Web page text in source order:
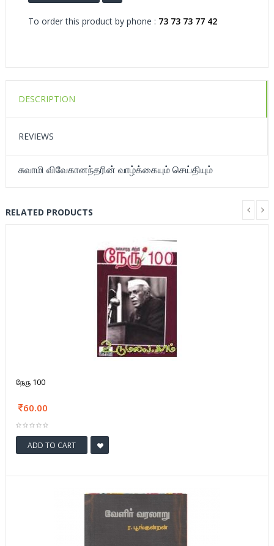
To order this product by phone : 73 73 73 77 42
DESCRIPTION
REVIEWS
சுவாமி விவேகானந்தரின் வாழ்க்கையும் செய்தியும்
RELATED PRODUCTS
நேரு 100
60.00
ADD TO CART